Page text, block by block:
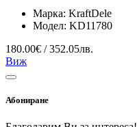
Марка: KraftDele
Модел: KD11780
180.00€ / 352.05лв.
Виж
Абониране